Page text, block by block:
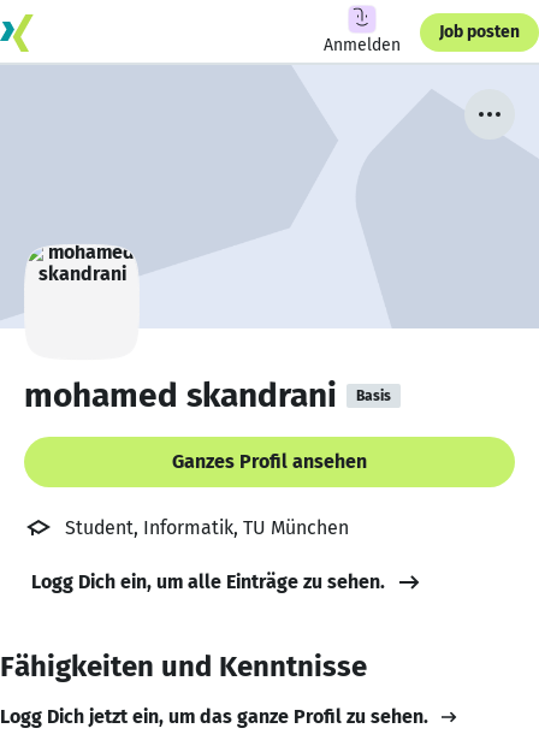
Anmelden
Job posten
mohamed skandrani Basis
Ganzes Profil ansehen
Student, Informatik, TU München
Logg Dich ein, um alle Einträge zu sehen.
Fähigkeiten und Kenntnisse
Logg Dich jetzt ein, um das ganze Profil zu sehen.